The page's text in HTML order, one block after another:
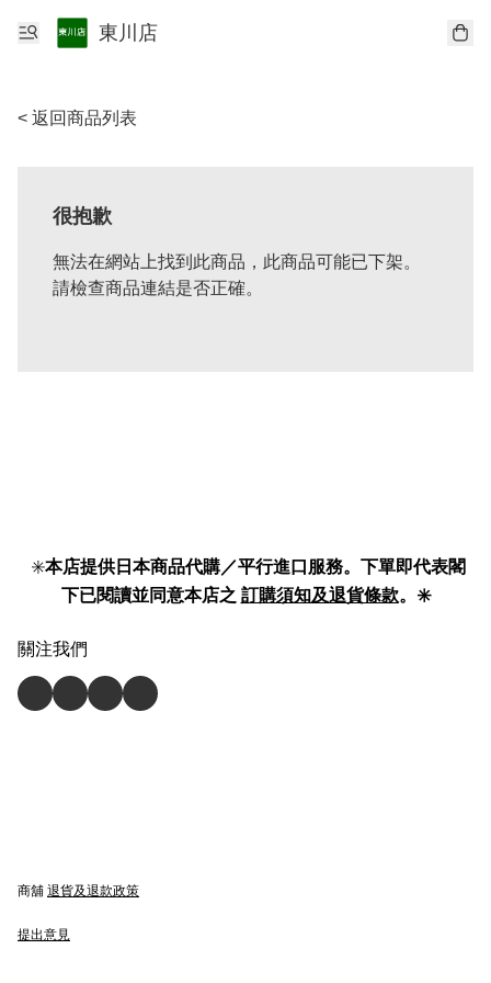
東川店
< 返回商品列表
很抱歉
無法在網站上找到此商品，此商品可能已下架。
請檢查商品連結是否正確。
✳️本店提供日本商品代購／平行進口服務。下單即代表閣
下已閱讀並同意本店之 訂購須知及退貨條款。✳️
關注我們
商舖 退貨及退款政策
提出意見